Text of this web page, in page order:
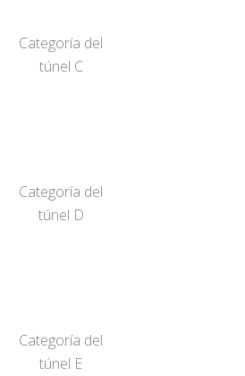
Categoría del
túnel C
Categoría del
túnel D
Categoría del
túnel E